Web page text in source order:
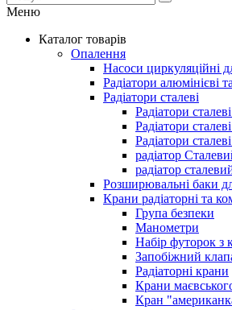
Меню
Каталог товарів
Опалення
Насоси циркуляційні
Радіатори алюмінієві
Радіатори сталеві
Радіатори
Радіатори
Радіатори
радіатор
радіатор
Розширювальні баки
Крани радіаторні та
Група безпеки
Манометри
Набір футорок з
Запобіжний
Радіаторні крани
Крани
Кран